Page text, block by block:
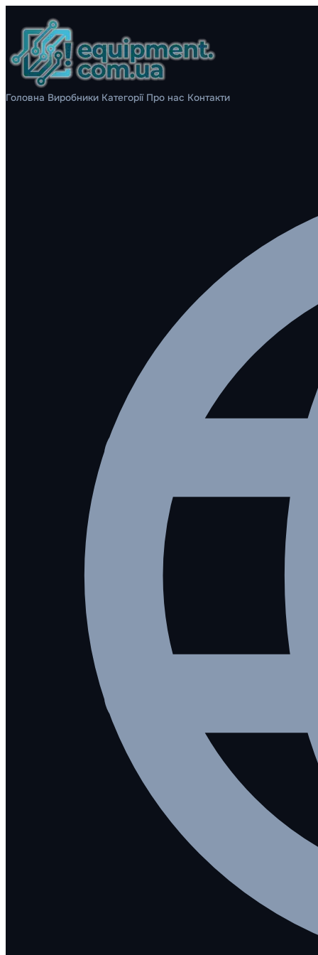
Головна Виробники Категорії Про нас Контакти